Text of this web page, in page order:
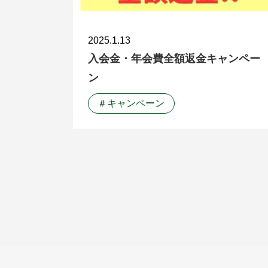
2025.1.13
入会金・年会費全額返金キャンペー
ン
＃キャンペーン